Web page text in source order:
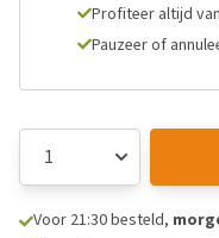
Profiteer altijd
Pauzeer of
Voor 21:30 besteld,